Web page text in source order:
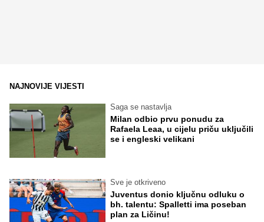
NAJNOVIJE VIJESTI
Saga se nastavlja
Milan odbio prvu ponudu za
Rafaela Leaa, u cijelu priču uključili
se i engleski velikani
Sve je otkriveno
Juventus donio ključnu odluku o
bh. talentu: Spalletti ima poseban
plan za Ličinu!